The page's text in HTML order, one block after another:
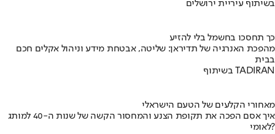
בשיתוף עיריית ירושלים
כך תחסכו בחשמל בלי להזיע
מהפכת האנרגיה של תדיראן: שליטה, אבטחת מידע וניהול אקלים חכם
בבית
בשיתוף TADIRAN
מאחורי הקלעים של הטעם הישראלי
איך אסם הפכה את תקופת הצנע והמחסור הקשה של שנות ה-40 למותג
לאומי?